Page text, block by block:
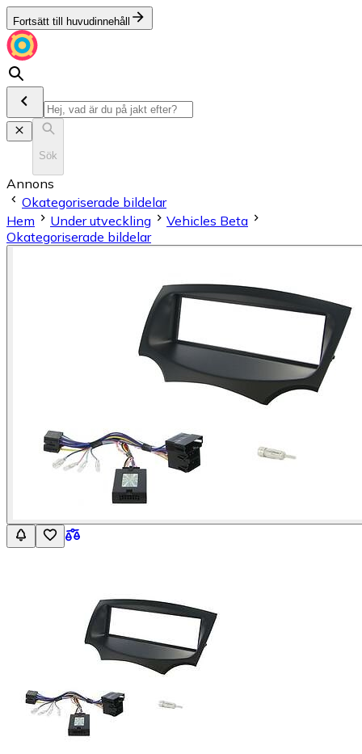
Fortsätt till huvudinnehåll
Sök
Annons
Okategoriserade bildelar
Hem
Under utveckling
Vehicles Beta
Okategoriserade bildelar